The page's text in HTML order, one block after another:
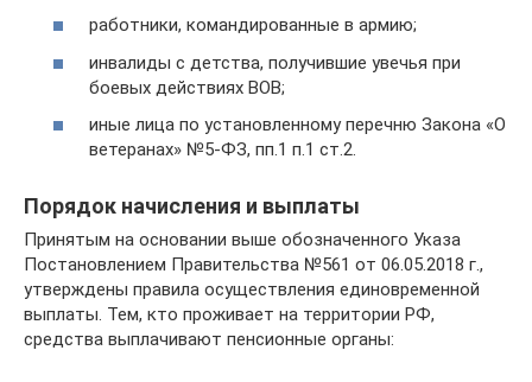
работники, командированные в армию;
инвалиды с детства, получившие увечья при
боевых действиях ВОВ;
иные лица по установленному перечню Закона «О
ветеранах» №5-ФЗ, пп.1 п.1 ст.2.
Порядок начисления и выплаты
Принятым на основании выше обозначенного Указа
Постановлением Правительства №561 от 06.05.2018 г.,
утверждены правила осуществления единовременной
выплаты. Тем, кто проживает на территории РФ,
средства выплачивают пенсионные органы: